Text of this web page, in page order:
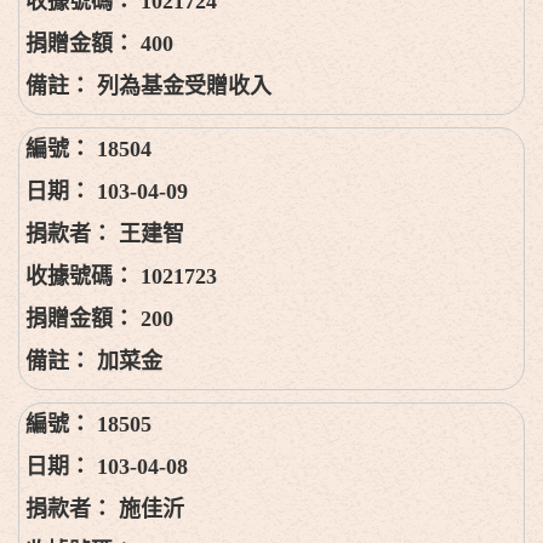
400
列為基金受贈收入
18504
103-04-09
王建智
1021723
200
加菜金
18505
103-04-08
施佳沂